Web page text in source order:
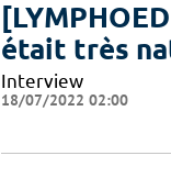
était très
Interview
18/07/2022 02:00